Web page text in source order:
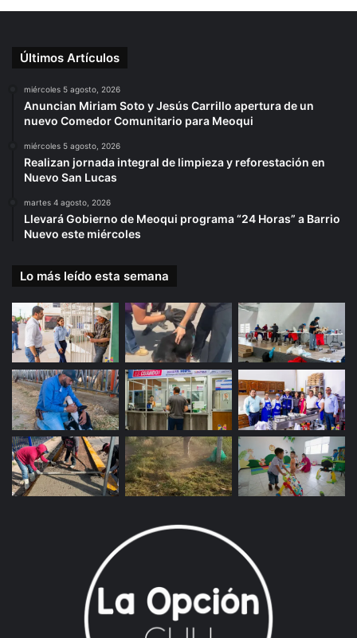
Últimos Artículos
miércoles 5 agosto, 2026
Anuncian Miriam Soto y Jesús Carrillo apertura de un
nuevo Comedor Comunitario para Meoqui
miércoles 5 agosto, 2026
Realizan jornada integral de limpieza y reforestación en
Nuevo San Lucas
martes 4 agosto, 2026
Llevará Gobierno de Meoqui programa “24 Horas” a Barrio
Nuevo este miércoles
Lo más leído esta semana